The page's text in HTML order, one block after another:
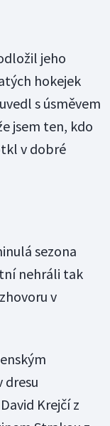
jeho
hokejek
s úsměvem
jsem ten, kdo
v dobré
sezona
nehráli tak
v
dresu
Krejčí z